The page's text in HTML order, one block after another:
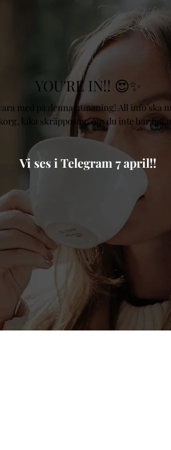
YOU'RE IN!! 😍✨
med på denna utmaning! All info ska
kika skräpposten om du inte har fått
Vi ses i Telegram 7 april!!